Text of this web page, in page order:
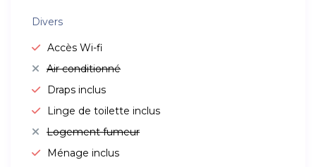
Divers
Accès Wi-fi
Air conditionné
Draps inclus
Linge de toilette inclus
Logement fumeur
Ménage inclus